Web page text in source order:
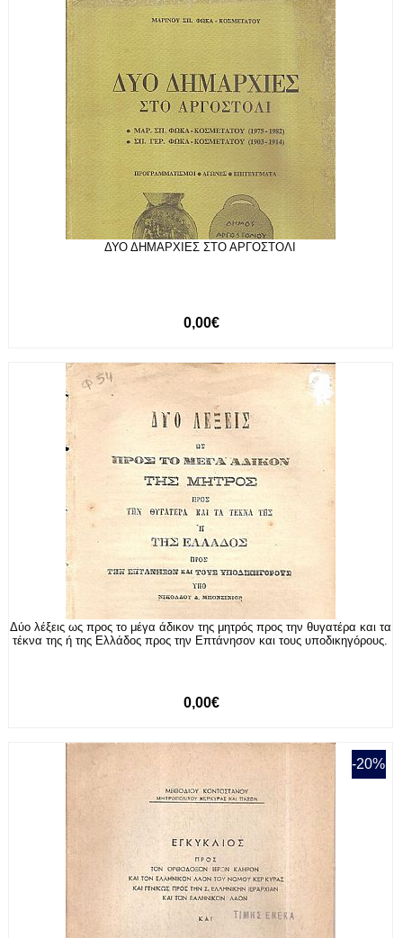
ΔΥΟ ΔΗΜΑΡΧΙΕΣ ΣΤΟ ΑΡΓΟΣΤΟΛΙ
0,00€
Δύο λέξεις ως προς το μέγα άδικον της μητρός προς την θυγατέρα και τα
τέκνα της ή της Ελλάδος προς την Επτάνησον και τους υποδικηγόρους.
0,00€
-20%